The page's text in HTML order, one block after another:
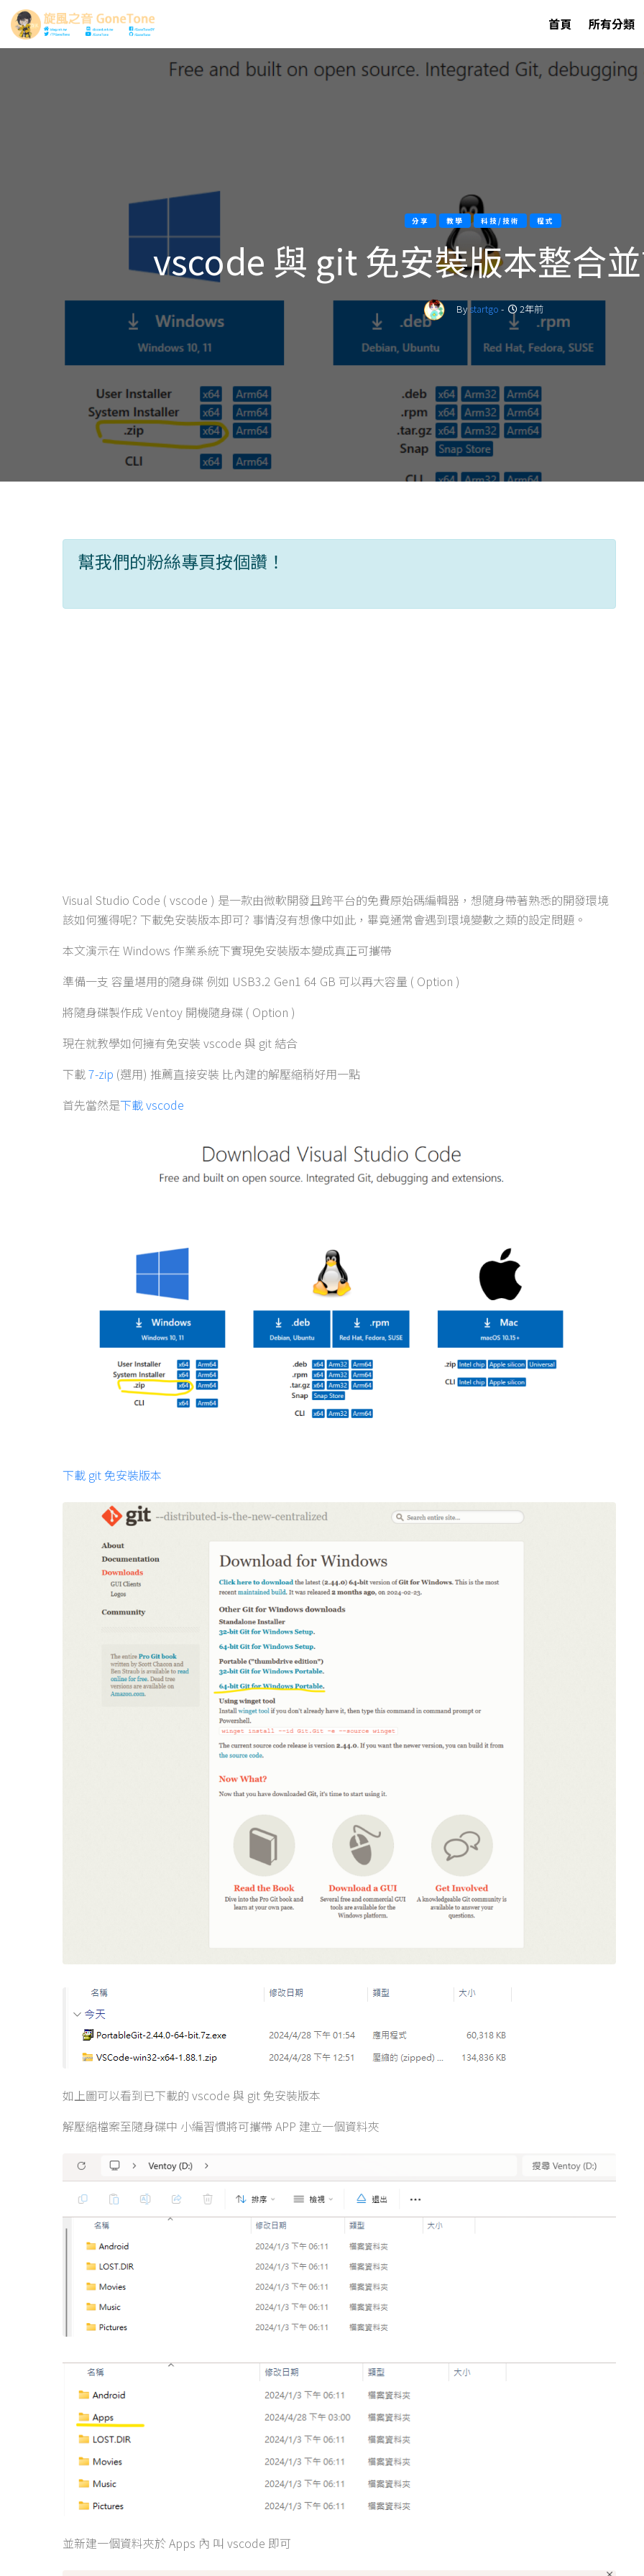
首頁 所有分類
分享 教學 科技/技術 程式
vscode 與 git 免安裝版本整合
By startgo - 2年前
幫我們的粉絲專頁按個讚！
Visual Studio Code ( vscode ) 是一款由微軟開發且跨平台的免費原始碼編輯器，想隨身帶著熟悉的開發環境
該如何獲得呢? 下載免安裝版本即可? 事情沒有想像中如此，畢竟通常會遇到環境變數之類的設定問題。
本文演示在 Windows 作業系統下實現免安裝版本變成真正可攜帶
準備一支 容量堪用的隨身碟 例如 USB3.2 Gen1 64 GB 可以再大容量 ( Option )
將隨身碟製作成 Ventoy 開機隨身碟 ( Option )
現在就教學如何擁有免安裝 vscode 與 git 結合
下載7-zip (選用) 推薦直接安裝 比內建的解壓縮稍好用一點
首先當然是下載 vscode
下載 git 免安裝版本
如上圖可以看到已下載的 vscode 與 git 免安裝版本
解壓縮檔案至隨身碟中 小編習慣將可攜帶 APP 建立一個資料夾
並新建一個資料夾於 Apps 內 叫 vscode 即可